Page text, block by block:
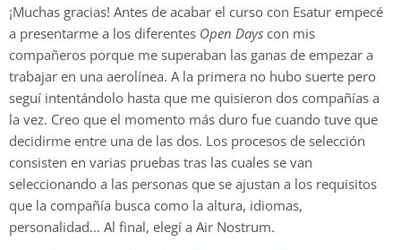
¡Muchas gracias! Antes de acabar el curso con Esatur empecé
a presentarme a los diferentes Open Days con mis
compañeros porque me superaban las ganas de empezar a
trabajar en una aerolínea. A la primera no hubo suerte pero
seguí intentándolo hasta que me quisieron dos compañías a
la vez. Creo que el momento más duro fue cuando tuve que
decidirme entre una de las dos. Los procesos de selección
consisten en varias pruebas tras las cuales se van
seleccionando a las personas que se ajustan a los requisitos
que la compañía busca como la altura, idiomas,
personalidad… Al final, elegí a Air Nostrum.